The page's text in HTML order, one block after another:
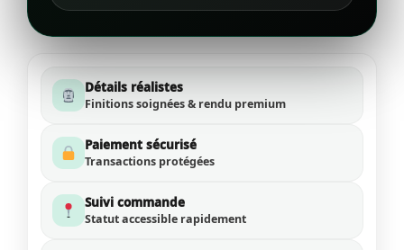
Détails réalistes
Finitions soignées & rendu premium
Paiement sécurisé
Transactions protégées
Suivi commande
Statut accessible rapidement